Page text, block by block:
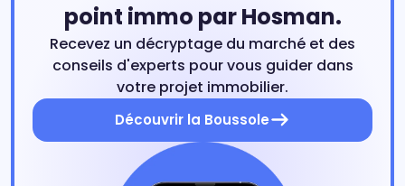
point immo par Hosman.
Recevez un décryptage du marché et des
conseils d'experts pour vous guider dans
votre projet immobilier.
Découvrir la Boussole